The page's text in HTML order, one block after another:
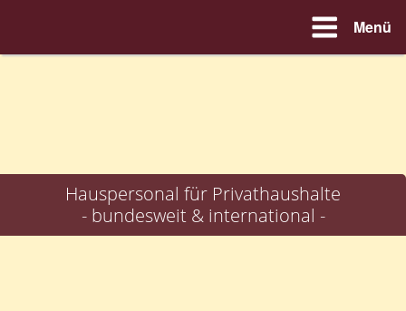
Menü
Hauspersonal für Privathaushalte
- bundesweit & international -